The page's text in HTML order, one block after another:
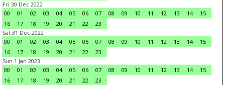
Fri 30 Dec 2022
00
01 02 03 04 05 06 07 08 09 10 11 12 13 14
15
16
17 18 19 20 21 22
23
Sat 31 Dec 2022
00
01 02 03 04 05 06 07 08 09 10 11 12 13 14
15
16
17 18 19 20 21 22
23
Sun 1 Jan 2023
00
01 02 03 04 05 06 07 08 09 10 11 12 13 14
15
16
17 18 19 20 21 22
23